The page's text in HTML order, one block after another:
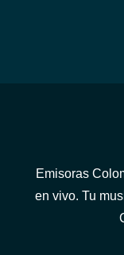
Emisoras
en vivo. Tu